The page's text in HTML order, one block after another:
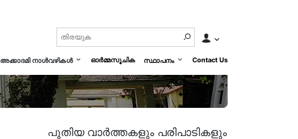
അക്കാദമി നാൾവഴികൾ ഓർമ്മസൂചിക സ്ഥാപനം Contact Us
പുതിയ വാർത്തകളും പരിപാടികളും